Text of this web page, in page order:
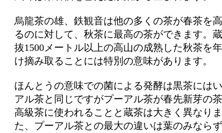
烏龍茶の雄、鉄観音は他の多くの茶が春茶を
るのに対して、秋茶に最高の茶ができます。
抜1500メートル以上の高山の成熟した秋茶を
け摘み取ることには特別の意味があります。
ほんとうの意味での菌による発酵は黒茶には
アル茶と同じですがプーアル茶が春先新芽の
高級茶に使われることと蔵茶は大きく異なり
た、プーアル茶との最大の違いは葉のみなら